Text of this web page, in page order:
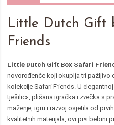
Little Dutch Gift
Friends
Little Dutch Gift Box Safari
novorođenče koji okuplja tri pažljivo
kolekcije Safari Friends. U
tješilica, plišana igračka i zvečka s
maženje, igru i razvoj osjetila od
kvalitetnih materijala, ovi prvi bebini